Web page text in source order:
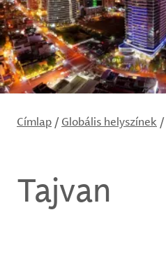
Címlap / Globális helyszínek /
Tajvan